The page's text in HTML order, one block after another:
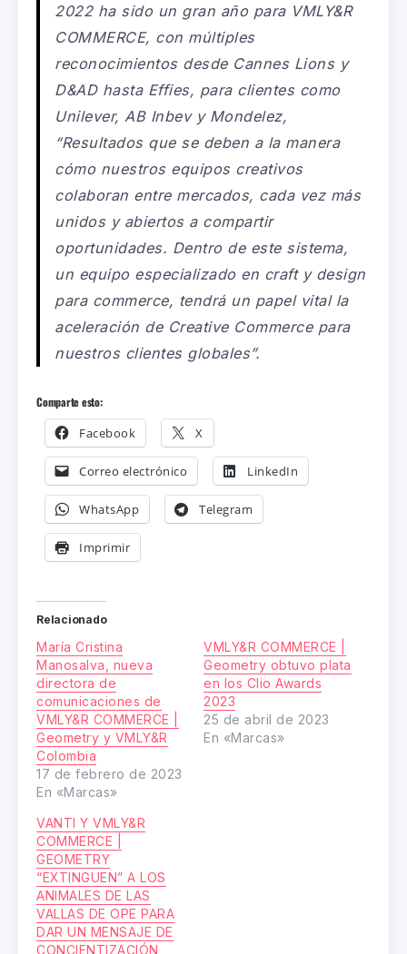
2022 ha sido un gran año para VMLY&R
COMMERCE, con múltiples
reconocimientos desde Cannes Lions y
D&AD hasta Effies, para clientes como
Unilever, AB Inbev y Mondelez,
“Resultados que se deben a la manera
cómo nuestros equipos creativos
colaboran entre mercados, cada vez más
unidos y abiertos a compartir
oportunidades. Dentro de este sistema,
un equipo especializado en crafty design
para commerce, tendrá un papel vital la
aceleración de Creative Commerce para
nuestros clientes globales”.
Comparte esto:
Facebook X
Correo electrónico LinkedIn
WhatsApp Telegram
Imprimir
Relacionado
María Cristina
Manosalva, nueva
directora de
comunicaciones de
VMLY&R COMMERCE |
Geometry y VMLY&R
Colombia
17 de febrero de 2023
En «Marcas»
VMLY&R COMMERCE |
Geometry obtuvo plata
en los Clio Awards
2023
25 de abril de 2023
En «Marcas»
VANTI Y VMLY&R
COMMERCE |
GEOMETRY
“EXTINGUEN” A LOS
ANIMALES DE LAS
VALLAS DE OPE PARA
DAR UN MENSAJE DE
CONCIENTIZACIÓN